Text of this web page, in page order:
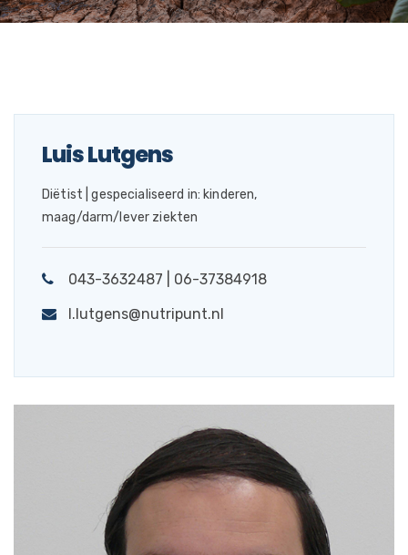
Luis Lutgens
Diëtist | gespecialiseerd in: kinderen,
maag/darm/lever ziekten
043-3632487 | 06-37384918
l.lutgens@nutripunt.nl